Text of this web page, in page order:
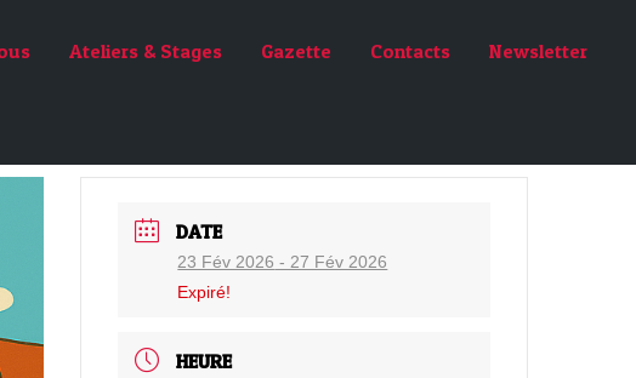
Ateliers & Stages Gazette Contacts Newsletter
DATE
23 Fév 2026 - 27 Fév 2026
Expiré!
HEURE